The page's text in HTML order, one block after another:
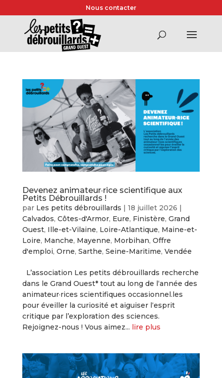
Nous contacter
Devenez animateur·rice scientifique aux
Petits Débrouillards !
par Les petits débrouillards | 18 juillet 2026 |
Calvados, Côtes-d'Armor, Eure, Finistère, Grand
Ouest, Ille-et-Vilaine, Loire-Atlantique, Maine-et-
Loire, Manche, Mayenne, Morbihan, Offre
d'emploi, Orne, Sarthe, Seine-Maritime, Vendée
L’association Les petits débrouillards recherche
dans le Grand Ouest* tout au long de l‘année des
animateur·rices scientifiques occasionnel.les
pour éveiller la curiosité et aiguiser l‘esprit
critique par l’exploration des sciences.
Rejoignez-nous ! Vous aimez... lire plus